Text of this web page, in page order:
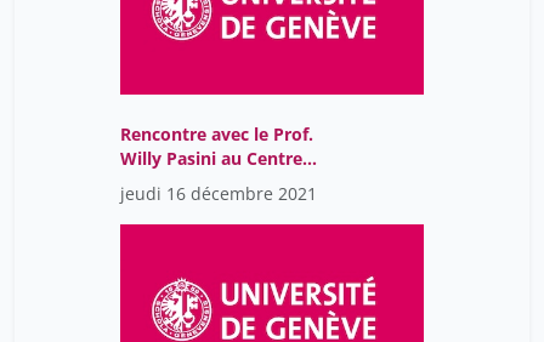
Rencontre avec le Prof.
Willy Pasini au Centre
Maurice Chalumeau en
sciences des sexualités
jeudi 16 décembre 2021